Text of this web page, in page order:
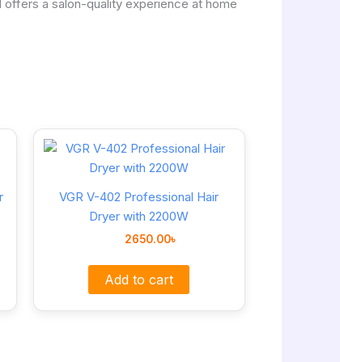
a salon-quality experience at home
VGR V-402 Professional Hair
Dryer with 2200W
2650.00৳
Add to cart